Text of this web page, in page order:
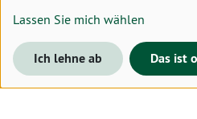
Lassen Sie mich wählen
Ich lehne ab Das ist